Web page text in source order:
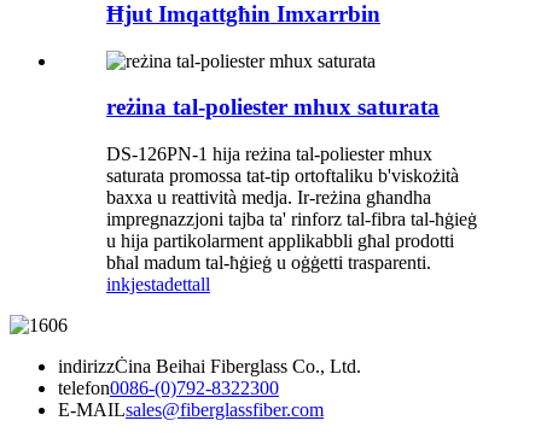
Ħjut Imqattgħin Imxarrbin
reżina tal-poliester mhux saturata
DS-126PN-1 hija reżina tal-poliester mhux
saturata promossa tat-tip ortoftaliku b'viskożità
baxxa u reattività medja. Ir-reżina għandha
impregnazzjoni tajba ta' rinforz tal-fibra tal-ħġieġ
u hija partikolarment applikabbli għal prodotti
bħal madum tal-ħġieġ u oġġetti trasparenti.
inkjestadettall
indirizzĊina Beihai Fiberglass Co., Ltd.
telefon0086-(0)792-8322300
E-MAILsales@fiberglassfiber.com